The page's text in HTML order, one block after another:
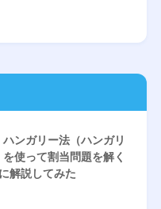
ハンガリー法（ハンガリ
使って割当問題を解く
解説してみた